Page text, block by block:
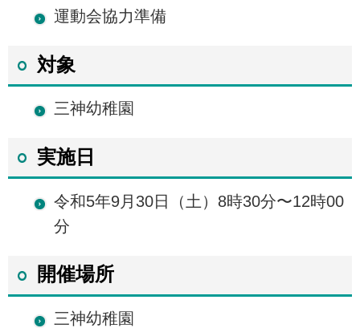
運動会協力準備
対象
三神幼稚園
実施日
令和5年9月30日（土）8時30分〜12時00
分
開催場所
三神幼稚園